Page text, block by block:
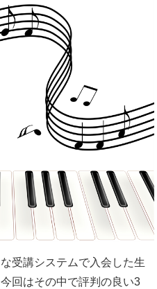
受講システムで入会した生
回はその中で評判の良い3